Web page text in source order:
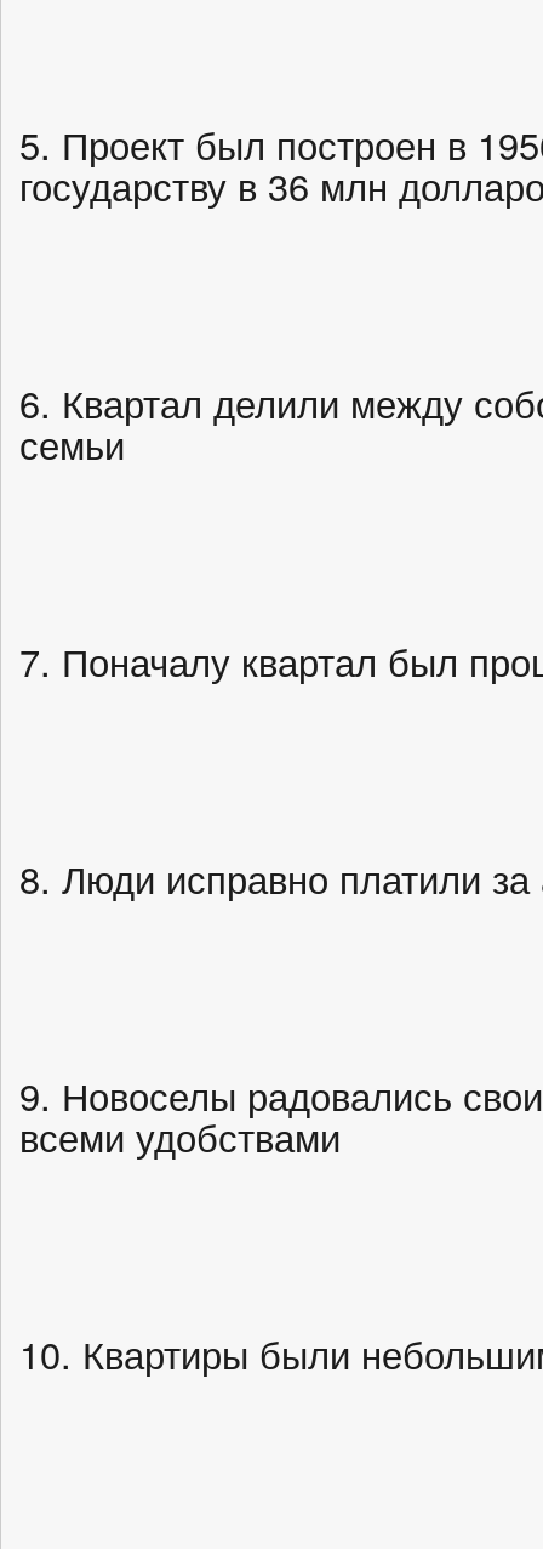
5. Проект был построен в
государству в 36 млн
6. Квартал делили между
семьи
7. Поначалу квартал был
8. Люди исправно платили за
9. Новоселы радовались
всеми удобствами
10. Квартиры были